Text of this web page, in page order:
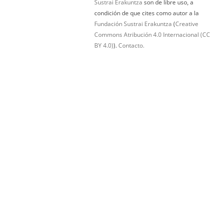
Sustrai Erakuntza son de libre uso, a
condición de que cites como autor a la
Fundación Sustrai Erakuntza (Creative
Commons Atribución 4.0 Internacional (CC
BY 4.0)).Contacto.